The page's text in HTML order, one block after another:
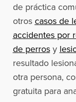
de práctica
otroscasos de
accidentes por
de perrosy
resultado
otra persona,
gratuita para